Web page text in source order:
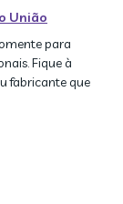
União
para
Fique à
fabricante que